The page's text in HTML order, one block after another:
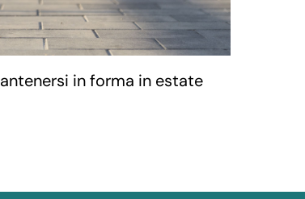
in forma in estate